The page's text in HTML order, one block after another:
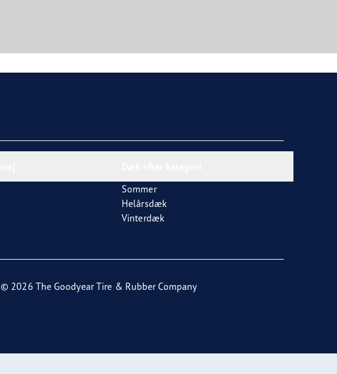
Sommer
Helårsdæk
Vinterdæk
© 2026 The Goodyear Tire & Rubber Company